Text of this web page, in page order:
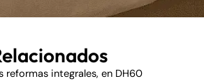
reformas integrales, en DH60